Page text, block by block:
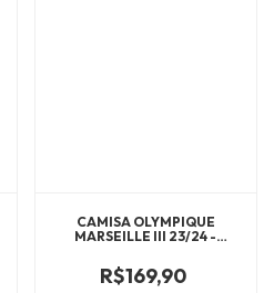
CAMISA OLYMPIQUE
MARSEILLE III 23/24 -
MASCULINA - LARANJA COM
DETALHES EM PRETO
R$169,90